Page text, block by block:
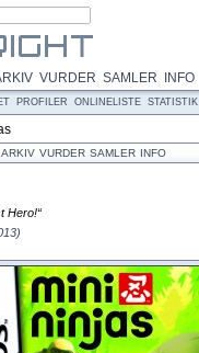
VURDER SAMLER INFO
PROFILER ONLINELISTE STATISTIK
ARKIV VURDER SAMLER INFO
Hero!“